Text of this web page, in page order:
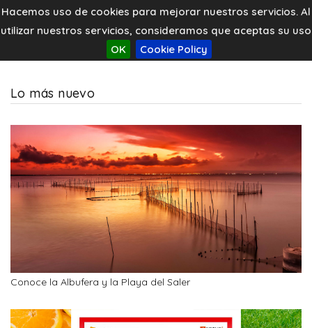
Hacemos uso de cookies para mejorar nuestros servicios. Al
utilizar nuestros servicios, consideramos que aceptas su uso
OK
Cookie Policy
Lo más nuevo
Conoce la Albufera y la Playa del Saler